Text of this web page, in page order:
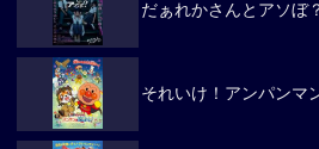
だぁれかさんとアソぼ
それいけ！アンパンマ